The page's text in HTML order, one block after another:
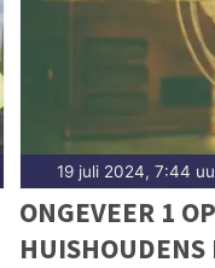
19 juli 2024, 7:44
ONGEVEER 1